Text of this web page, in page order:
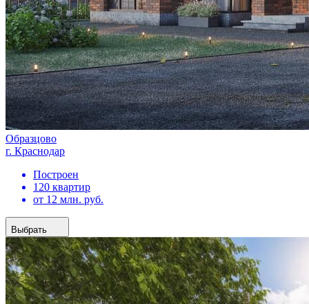
Образцово
г. Краснодар
Построен
120 квартир
от 12 млн. руб.
Выбрать